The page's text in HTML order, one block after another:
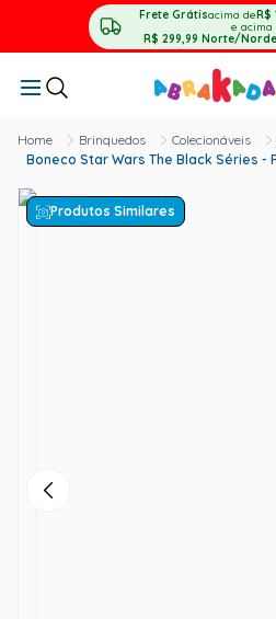
Frete Grátisacima deR$
e acima
R$ 299,99 Norte/
Brinquedos Colecionáveis
Boneco Star Wars The Black Séries -
Produtos Similares